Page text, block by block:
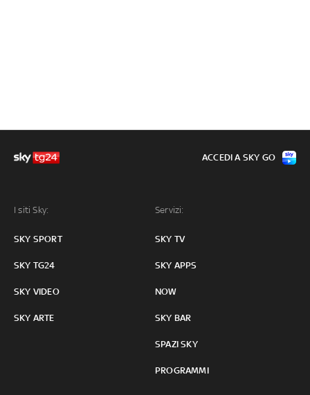
I siti Sky:
SKY SPORT
SKY TG24
SKY VIDEO
SKY ARTE
Servizi:
SKY TV
SKY APPS
NOW
SKY BAR
SPAZI SKY
PROGRAMMI
ACCEDI A SKY GO